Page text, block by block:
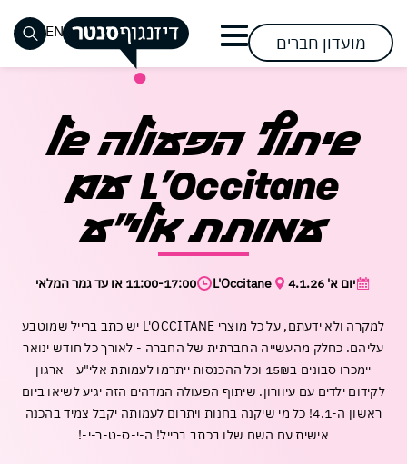
EN
לבקר
לבקר
שעות
פעילות
כללי
פתיחת
דרכי
הגעה
וחנייה
נגישות
בסנטר
קריירהדיזנגוף
לקנות
לקנות
אופנת
נשיםגברים
ילדיםהנעלה
ספורטאופנה
מתחדשת
אלקטרוניקה
אופטיקה
לייף עושים
קוסמטיקה
וביוטי
מזון
ומשקאות
משחקים
מתנות
אביזרים
ופנאי
לצפייה
אירועים
ופעילויות
אירועים
ופעילויות
האוכל
רביעי
טבעוני
אירועים
קרובים
בואו
תראו
פספסתם
ההשפעה
החזון
מתחמי
השכרה
בסנטר
הצטרפות
להשפעה
לקבוצות
לקהל
חנות
קיימות
בסנטר
מועדון חברים
אין מוצרים בעגלה
כבר רשומים? התחברו
כבר רשומים? התחברו
משתמש חדש/אורח
משתמש חדש/אורח
שיתוף הפעולה של
L'Occitane עם
עמותת אלי"ע
יום א' 4.1.26 11:00-17:00 או עד גמר המלאי L'Occitane
למקרה ולא ידעתם, על כל מוצרי L'OCCITANE יש כתב ברייל שמוטבע
עליהם. כחלק מהעשייה החברתית של החברה - לאורך כל חודש ינואר
יימכרו סבונים ב15₪ וכל ההכנסות ייתרמו לעמותת אלי"ע - ארגון
לקידום ילדים עם עיוורון. שיתוף הפעולה המדהים הזה יגיע לשיאו ביום
ראשון ה-4.1! כל מי שיקנה בחנות ויתרום לעמותה יקבל צמיד בהכנה
אישית עם השם שלו בכתב ברייל! ה-י-ס-ט-ר-י-!